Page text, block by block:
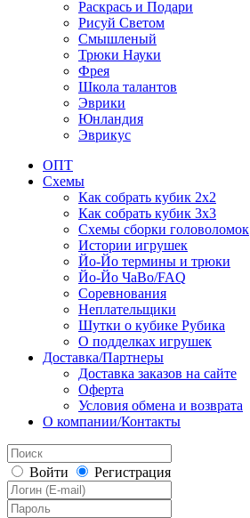
Раскрась и Подари
Рисуй Светом
Смышленый
Трюки Науки
Фрея
Школа талантов
Эврики
Юнландия
Эврикус
ОПТ
Схемы
Как собрать кубик 2х2
Как собрать кубик 3х3
Схемы сборки головоломок
Истории игрушек
Йо-Йо термины и трюки
Йо-Йо ЧаВо/FAQ
Соревнования
Неплательщики
Шутки о кубике Рубика
О подделках игрушек
Доставка/Партнеры
Доставка заказов на сайте
Оферта
Условия обмена и возврата
О компании/Контакты
Войти Регистрация